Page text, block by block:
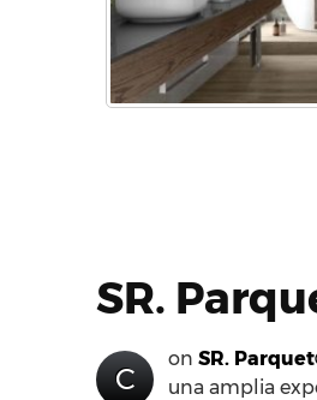
SR.
C
on SR.
una amplia